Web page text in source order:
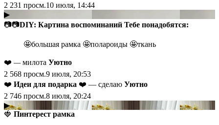
2 231 просм.10 июля, 14:44
▶
📷📷DIY: Картина воспоминаний Тебе понадобятся:
🤩большая рамка 🤩полароиды 🤩ткань
❤️ —милота Уютно
2 568 просм.9 июля, 20:53
❤️ Идеи для подарка ❤️ — сделаю Уютно
2 746 просм.8 июля, 20:24
▶
🍓 Пинтерест рамка